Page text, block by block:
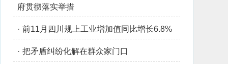
府贯彻落实举措
· 前11月四川规上工业增加值同比增长6.8%
· 把矛盾纠纷化解在群众家门口